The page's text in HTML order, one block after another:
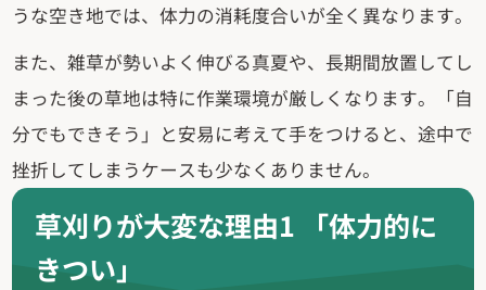
うな空き地では、体力の消耗度合いが全く異なります。
また、雑草が勢いよく伸びる真夏や、長期間放置してし
まった後の草地は特に作業環境が厳しくなります。「自
分でもできそう」と安易に考えて手をつけると、途中で
挫折してしまうケースも少なくありません。
草刈りが大変な理由1 「体力的に
きつい」